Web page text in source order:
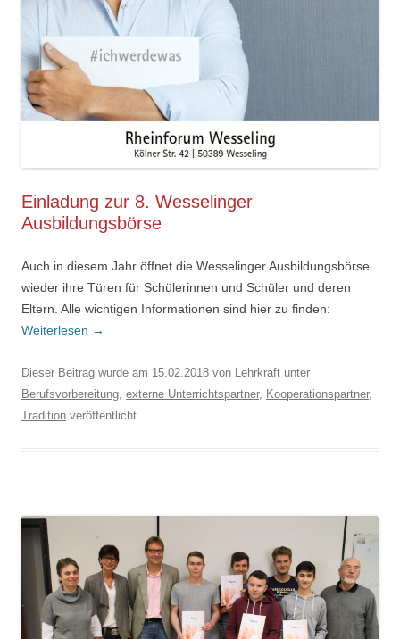
Einladung zur 8. Wesselinger
Ausbildungsbörse
Auch in diesem Jahr öffnet die Wesselinger Ausbildungsbörse
wieder ihre Türen für Schülerinnen und Schüler und deren
Eltern. Alle wichtigen Informationen sind hier zu finden:
Weiterlesen →
Dieser Beitrag wurde am 15.02.2018 von Lehrkraft unter
Berufsvorbereitung, externe Unterrichtspartner, Kooperationspartner,
Tradition veröffentlicht.